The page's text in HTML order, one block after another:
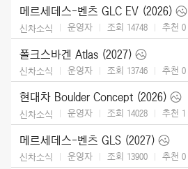
메르세데스-벤츠 GLC EV (2026)
신차소식 운영자 조회 14748 추천 0
폴크스바겐 Atlas (2027)
신차소식 운영자 조회 13746 추천 0
현대차 Boulder Concept (2026)
신차소식 운영자 조회 14028 추천 1
메르세데스-벤츠 GLS (2027)
신차소식 운영자 조회 13900 추천 0